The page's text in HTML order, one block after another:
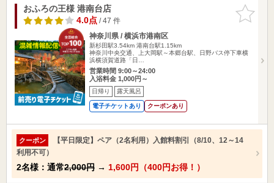
お気に入
りに追加
おふろの王様 港南台店
4.0点/ 47 件
神奈川県 / 横浜市港南区
新杉田駅3.54km 港南台駅1.15km
神奈川中央交通、上大岡駅～本郷台駅、日野バス停下車横
浜横須賀道路「日…
営業時間 9:00～24:00
入浴料金 1,000円～
日帰り 露天風呂
電子チケットあり クーポンあり
クーポン
【平日限定】ペア（2名利用）入館料割引（8/10、12～14
利用不可）
2名様：通常2,000円 → 1,600円（400円お得！）